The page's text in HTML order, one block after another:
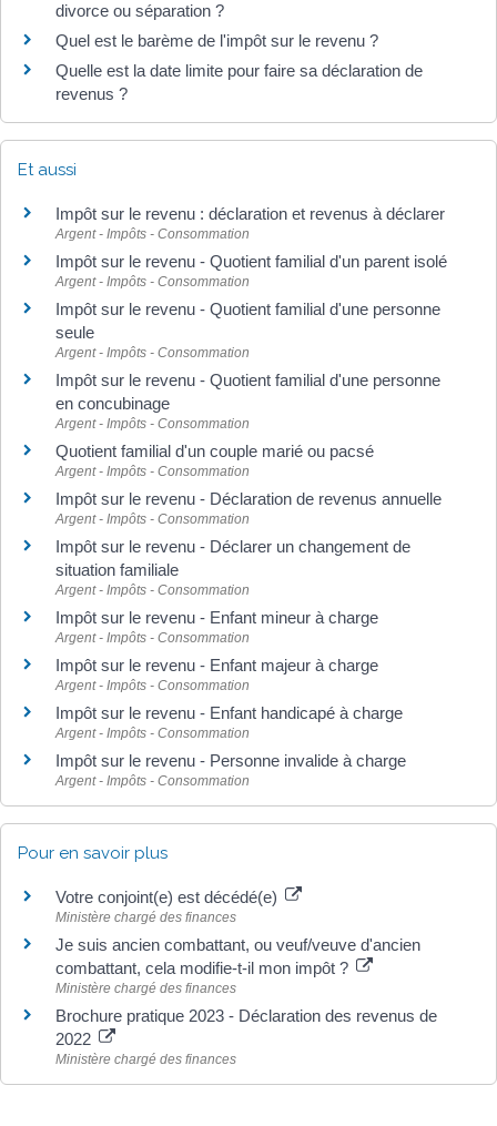
divorce ou séparation ?
Quel est le barème de l'impôt sur le revenu ?
Quelle est la date limite pour faire sa déclaration de
revenus ?
Et aussi
Impôt sur le revenu : déclaration et revenus à déclarer
Argent - Impôts - Consommation
Impôt sur le revenu - Quotient familial d'un parent isolé
Argent - Impôts - Consommation
Impôt sur le revenu - Quotient familial d'une personne
seule
Argent - Impôts - Consommation
Impôt sur le revenu - Quotient familial d'une personne
en concubinage
Argent - Impôts - Consommation
Quotient familial d'un couple marié ou pacsé
Argent - Impôts - Consommation
Impôt sur le revenu - Déclaration de revenus annuelle
Argent - Impôts - Consommation
Impôt sur le revenu - Déclarer un changement de
situation familiale
Argent - Impôts - Consommation
Impôt sur le revenu - Enfant mineur à charge
Argent - Impôts - Consommation
Impôt sur le revenu - Enfant majeur à charge
Argent - Impôts - Consommation
Impôt sur le revenu - Enfant handicapé à charge
Argent - Impôts - Consommation
Impôt sur le revenu - Personne invalide à charge
Argent - Impôts - Consommation
Pour en savoir plus
Votre conjoint(e) est décédé(e)
Ministère chargé des finances
Je suis ancien combattant, ou veuf/veuve d'ancien
combattant, cela modifie-t-il mon impôt ?
Ministère chargé des finances
Brochure pratique 2023 - Déclaration des revenus de
2022
Ministère chargé des finances